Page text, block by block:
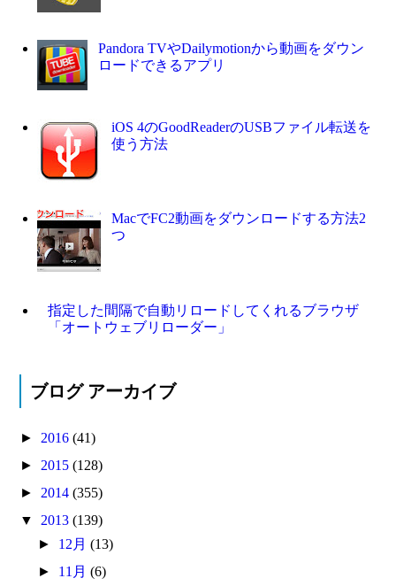
Pandora TVやDailymotionから動画をダウン
ロードできるアプリ
iOS 4のGoodReaderのUSBファイル転送を
使う方法
MacでFC2動画をダウンロードする方法2
つ
指定した間隔で自動リロードしてくれるブラウザ
「オートウェブリローダー」
ブログ アーカイブ
► 2016(41)
► 2015(128)
► 2014(355)
▼ 2013(139)
► 12月 (13)
► 11月 (6)